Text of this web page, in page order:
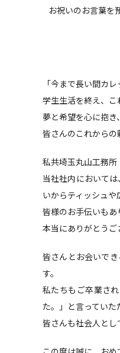
お祝いのお言葉を
「今まで長い間カ
学生生活を終え、こ
夢と希望を心に抱き
皆さんのこれからの
私共埼玉丸山工務所
当社社内において
いからティッシュや
皆様のお手伝いもあ
本当にありがとうご
皆さんとお会いで
す。
私たちもご卒業さ
た。」と言っていた
皆さんも社会人とし